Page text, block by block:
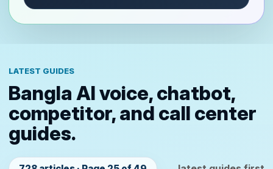
LATEST GUIDES
Bangla AI voice, chatbot,
competitor, and call center
guides.